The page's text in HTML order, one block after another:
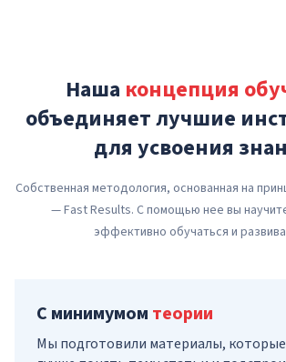
Наша концепция
объединяет лучшие
для усвоения
Собственная методология, основанная на
— Fast Results. С помощью нее вы
эффективно обучаться и
С минимумом теории
Мы подготовили материалы,